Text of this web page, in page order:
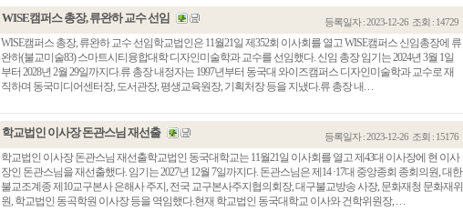
WISE캠퍼스 총장, 류완하 교수 선임 등록일자 : 2023-12-26 조회 : 14729
WISE캠퍼스 총장, 류완하 교수 선임학교법인은 11월21일 제352회 이사회를 열고 WISE캠퍼스 신임총장에 류
완하(불교미술83) 스마트시티융합대학 디자인미술학과 교수를 선임했다. 신임 총장 임기는 2024년 3월 1일
부터 2028년 2월 29일까지다.류 총장 내정자는 1997년부터 동국대 와이즈캠퍼스 디자인미술학과 교수로 재
직하며 동국미디어센터장, 도서관장, 평생교육원장, 기획처장 등을 지냈다.류 총장 내. . .
학교법인 이사장 돈관스님 재선출 등록일자 : 2023-12-26 조회 : 15176
학교법인 이사장 돈관스님 재선출학교법인 동국대학교는 11월21일 이사회를 열고 제43대 이사장에 현 이사
장인 돈관스님을 재선출했다. 임기는 2027년 12월 7일까지다. 돈관스님은 제14 ·17대 중앙종회 종회의원, 대한
불교조계종 제10교구본사 은해사 주지, 전국 교구본사주지협의회장, 대구불교방송 사장, 문화재청 문화재위
원, 학교법인 동곡학원 이사장 등을 역임했다.현재 학교법인 동국대학교 이사와 건학위원장, . . .